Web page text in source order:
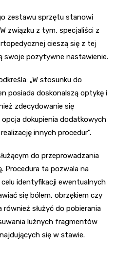
zestawu sprzętu stanowi
związku z tym, specjaliści z
cieszą się z tej
swoje pozytywne nastawienie.
„W stosunku do
posiada doskonalszą optykę i
zdecydowanie się
dokupienia dodatkowych
innych procedur”.
do przeprowadzania
Procedura ta pozwala na
identyfikacji ewentualnych
się bólem, obrzękiem czy
służyć do pobierania
luźnych fragmentów
się w stawie.